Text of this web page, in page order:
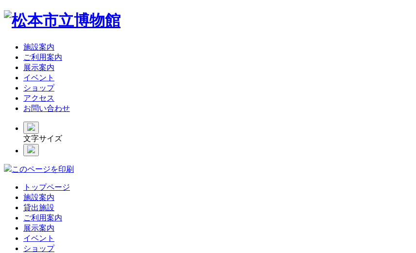
施設案内
ご利用案内
展示案内
イベント
ショップ
アクセス
お問い合わせ
文字サイズ
このページを印刷
トップページ
施設案内
貸出施設
ご利用案内
展示案内
イベント
ショップ